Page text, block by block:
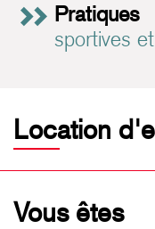
Pratiques
sportives
Location
Vous êtes